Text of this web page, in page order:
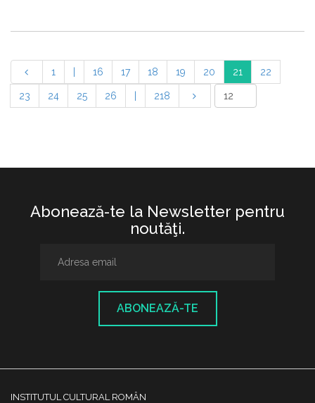
1 16 17 18 19 20 21 22
23 24 25 26 218
Abonează-te la Newsletter pentru
noutăţi.
ABONEAZĂ-TE
INSTITUTUL CULTURAL ROMÂN